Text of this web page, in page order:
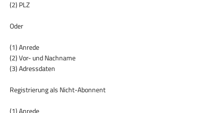
(2) PLZ
Oder
(1) Anrede
(2) Vor- und Nachname
(3) Adressdaten
Registrierung als Nicht-Abonnent
(1) Anrede